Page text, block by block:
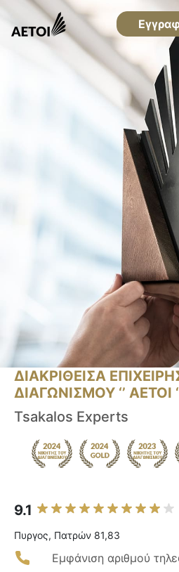
ΔΙΑΚΡΙΘΕΙΣΑ
ΔΙΑΓΩΝΙΣΜΟΥ ‘’ ΑΕΤΟΙ
Tsakalos Experts
9.1
Πυργος, Πατρών 81,83
Εμφάνιση αριθμού